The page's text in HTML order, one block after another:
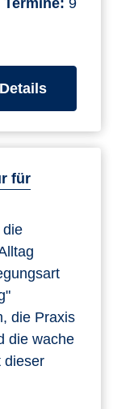
Termine: 9
zum
für
die
die Praxis
die wache
dieser